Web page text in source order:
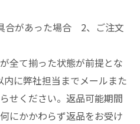
合があった場合 2、ご注文
全て揃った状態が前提とな
内に弊社担当までメールまた
せください。返品可能期間
にかかわらず返品をお受け